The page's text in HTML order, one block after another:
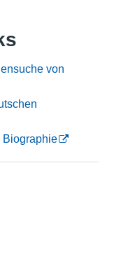
von
Biographie